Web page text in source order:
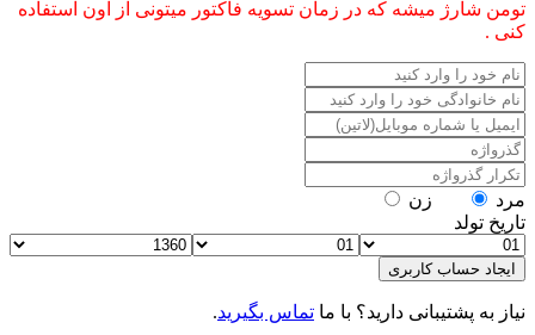
تومن شارژ میشه که در زمان تسویه فاکتور میتونی از اون استفاده
کنی .
مرد
زن
تاریخ تولد
ایجاد حساب کاربری
نیاز به پشتیبانی دارید؟ با ما تماس بگیرید.